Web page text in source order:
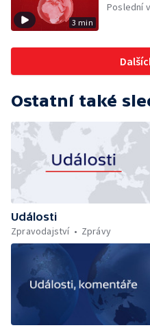
3 min
Poslední
Ostatní také
Události
Zpravodajství
Zprávy